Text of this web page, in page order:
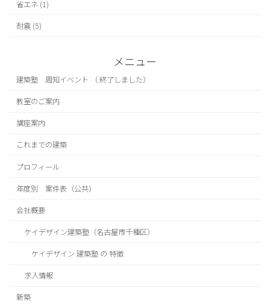
省エネ (1)
耐震 (5)
メニュー
建築塾 周知イベント （ 終了しました）
教室のご案内
講座案内
これまでの建築
プロフィール
年度別 案件表（公共）
会社概要
ケイデザイン建築塾（名古屋市千種区）
ケイデザイン 建築塾 の 特徴
求人情報
新築